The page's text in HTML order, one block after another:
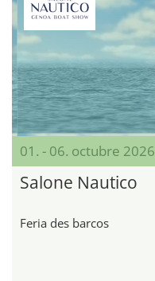
01. - 06. octubre 2026
Salone Nautico
Feria des barcos